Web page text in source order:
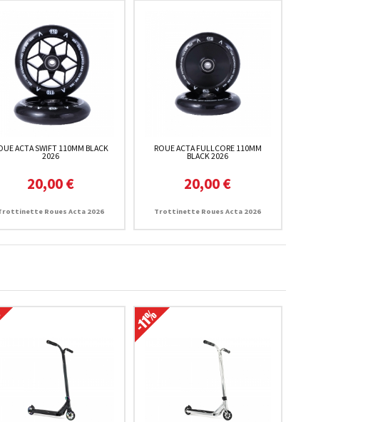
ACTA SWIFT 110MM BLACK
2026
20,00 €
Roues Acta 2026
ROUE ACTA FULLCORE 110MM
BLACK 2026
20,00 €
Trottinette Roues Acta 2026